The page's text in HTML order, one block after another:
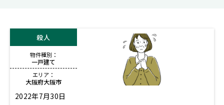
殺人
物件種別：
一戸建て
エリア：
大阪府大阪市
2022年7月30日